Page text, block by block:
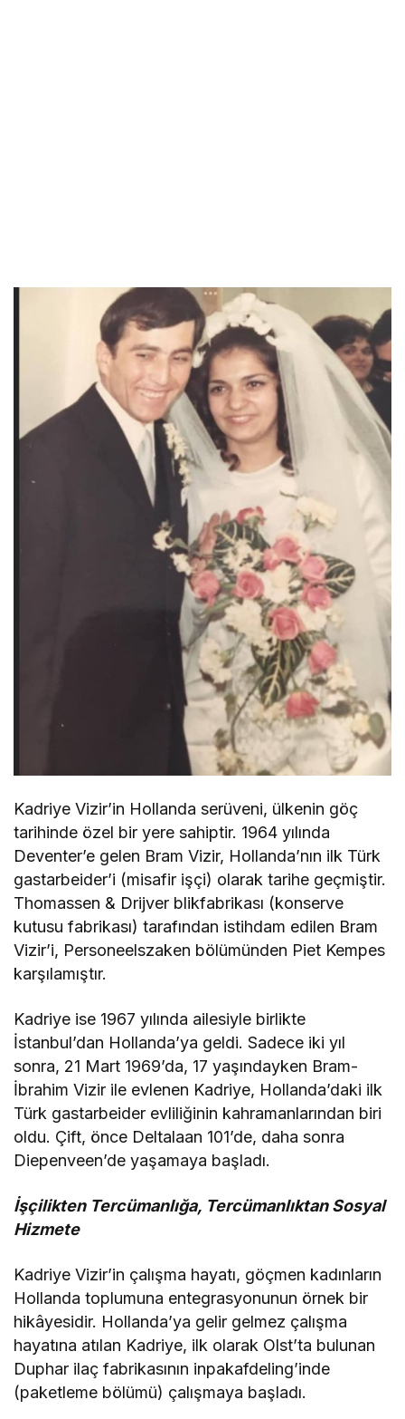
Kadriye Vizir’in Hollanda serüveni, ülkenin göç
tarihinde özel bir yere sahiptir. 1964 yılında
Deventer’e gelen Bram Vizir, Hollanda’nın ilk Türk
gastarbeider’i (misafir işçi) olarak tarihe geçmiştir.
Thomassen & Drijver blikfabrikası (konserve
kutusu fabrikası) tarafından istihdam edilen Bram
Vizir’i, Personeelszaken bölümünden Piet Kempes
karşılamıştır.
Kadriye ise 1967 yılında ailesiyle birlikte
İstanbul’dan Hollanda’ya geldi. Sadece iki yıl
sonra, 21 Mart 1969’da, 17 yaşındayken Bram-
İbrahim Vizir ile evlenen Kadriye, Hollanda’daki ilk
Türk gastarbeider evliliğinin kahramanlarından biri
oldu. Çift, önce Deltalaan 101’de, daha sonra
Diepenveen’de yaşamaya başladı.
İşçilikten Tercümanlığa, Tercümanlıktan Sosyal
Hizmete
Kadriye Vizir’in çalışma hayatı, göçmen kadınların
Hollanda toplumuna entegrasyonunun örnek bir
hikâyesidir. Hollanda’ya gelir gelmez çalışma
hayatına atılan Kadriye, ilk olarak Olst’ta bulunan
Duphar ilaç fabrikasının inpakafdeling’inde
(paketleme bölümü) çalışmaya başladı.